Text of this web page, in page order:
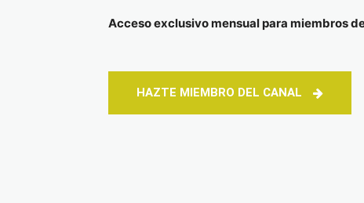
Acceso exclusivo mensual para miembros
HAZTE MIEMBRO DEL CANAL